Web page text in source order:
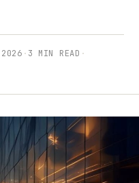
· 3 MIN READ ·